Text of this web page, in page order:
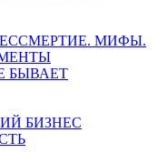
МИФЫ.
БЫВАЕТ
БИЗНЕС